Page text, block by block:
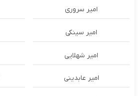
امیر سروری
امیر سینکی
امیر شهلایی
امیر عابدینی